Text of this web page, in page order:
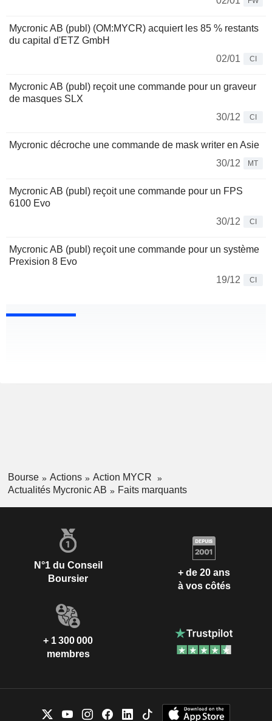
Mycronic AB (publ) (OM:MYCR) acquiert les 85 % restants
du capital d'ETZ GmbH
02/01
CI
Mycronic AB (publ) reçoit une commande pour un graveur
de masques SLX
30/12
CI
Mycronic décroche une commande de mask writer en Asie
30/12
MT
Mycronic AB (publ) reçoit une commande pour un FPS
6100 Evo
30/12
CI
Mycronic AB (publ) reçoit une commande pour un système
Prexision 8 Evo
19/12
CI
Bourse Actions
Action MYCR
Actualités Mycronic AB
Faits marquants
N°1 du Conseil
Boursier
+ de 20 ans
à vos côtés
+ 1 300 000
membres